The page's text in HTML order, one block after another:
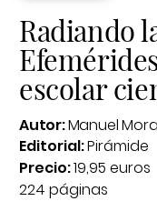
Radiando
escolar
Autor:Manuel
Editorial:Pirámide
Precio:19,95 euros
224 páginas